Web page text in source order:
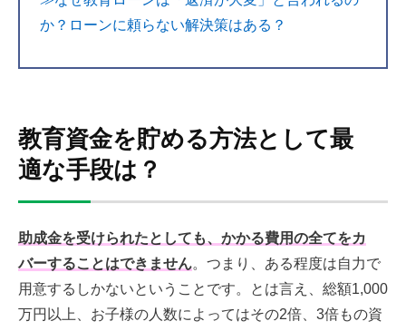
か？ローンに頼らない解決策はある？
教育資金を貯める方法として最
適な手段は？
助成金を受けられたとしても、かかる費用の全てをカ
バーすることはできません。つまり、ある程度は自力で
用意するしかないということです。とは言え、総額1,000
万円以上、お子様の人数によってはその2倍、3倍もの資